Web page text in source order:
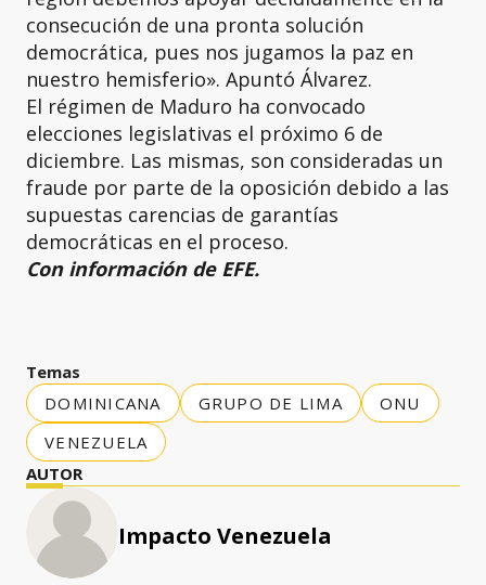
consecución de una pronta solución
democrática, pues nos jugamos la paz en
nuestro hemisferio». Apuntó Álvarez.
El régimen de Maduro ha convocado
elecciones legislativas el próximo 6 de
diciembre. Las mismas, son consideradas un
fraude por parte de la oposición debido a las
supuestas carencias de garantías
democráticas en el proceso.
Con información de EFE.
Temas
DOMINICANA
GRUPO DE LIMA
ONU
VENEZUELA
AUTOR
Impacto Venezuela